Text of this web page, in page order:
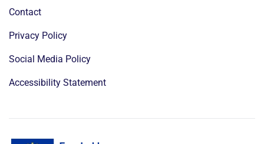
Contact
Privacy Policy
Social Media Policy
Accessibility Statement